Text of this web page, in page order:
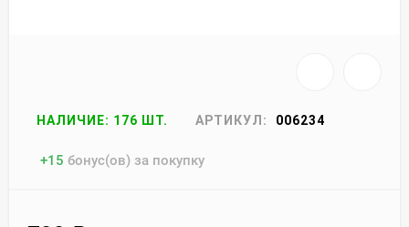
НАЛИЧИЕ: 176 ШТ. АРТИКУЛ: 006234
+15 бонус(ов) за покупку